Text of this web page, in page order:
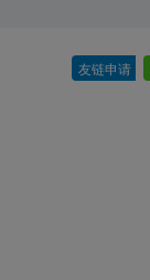
友链申请